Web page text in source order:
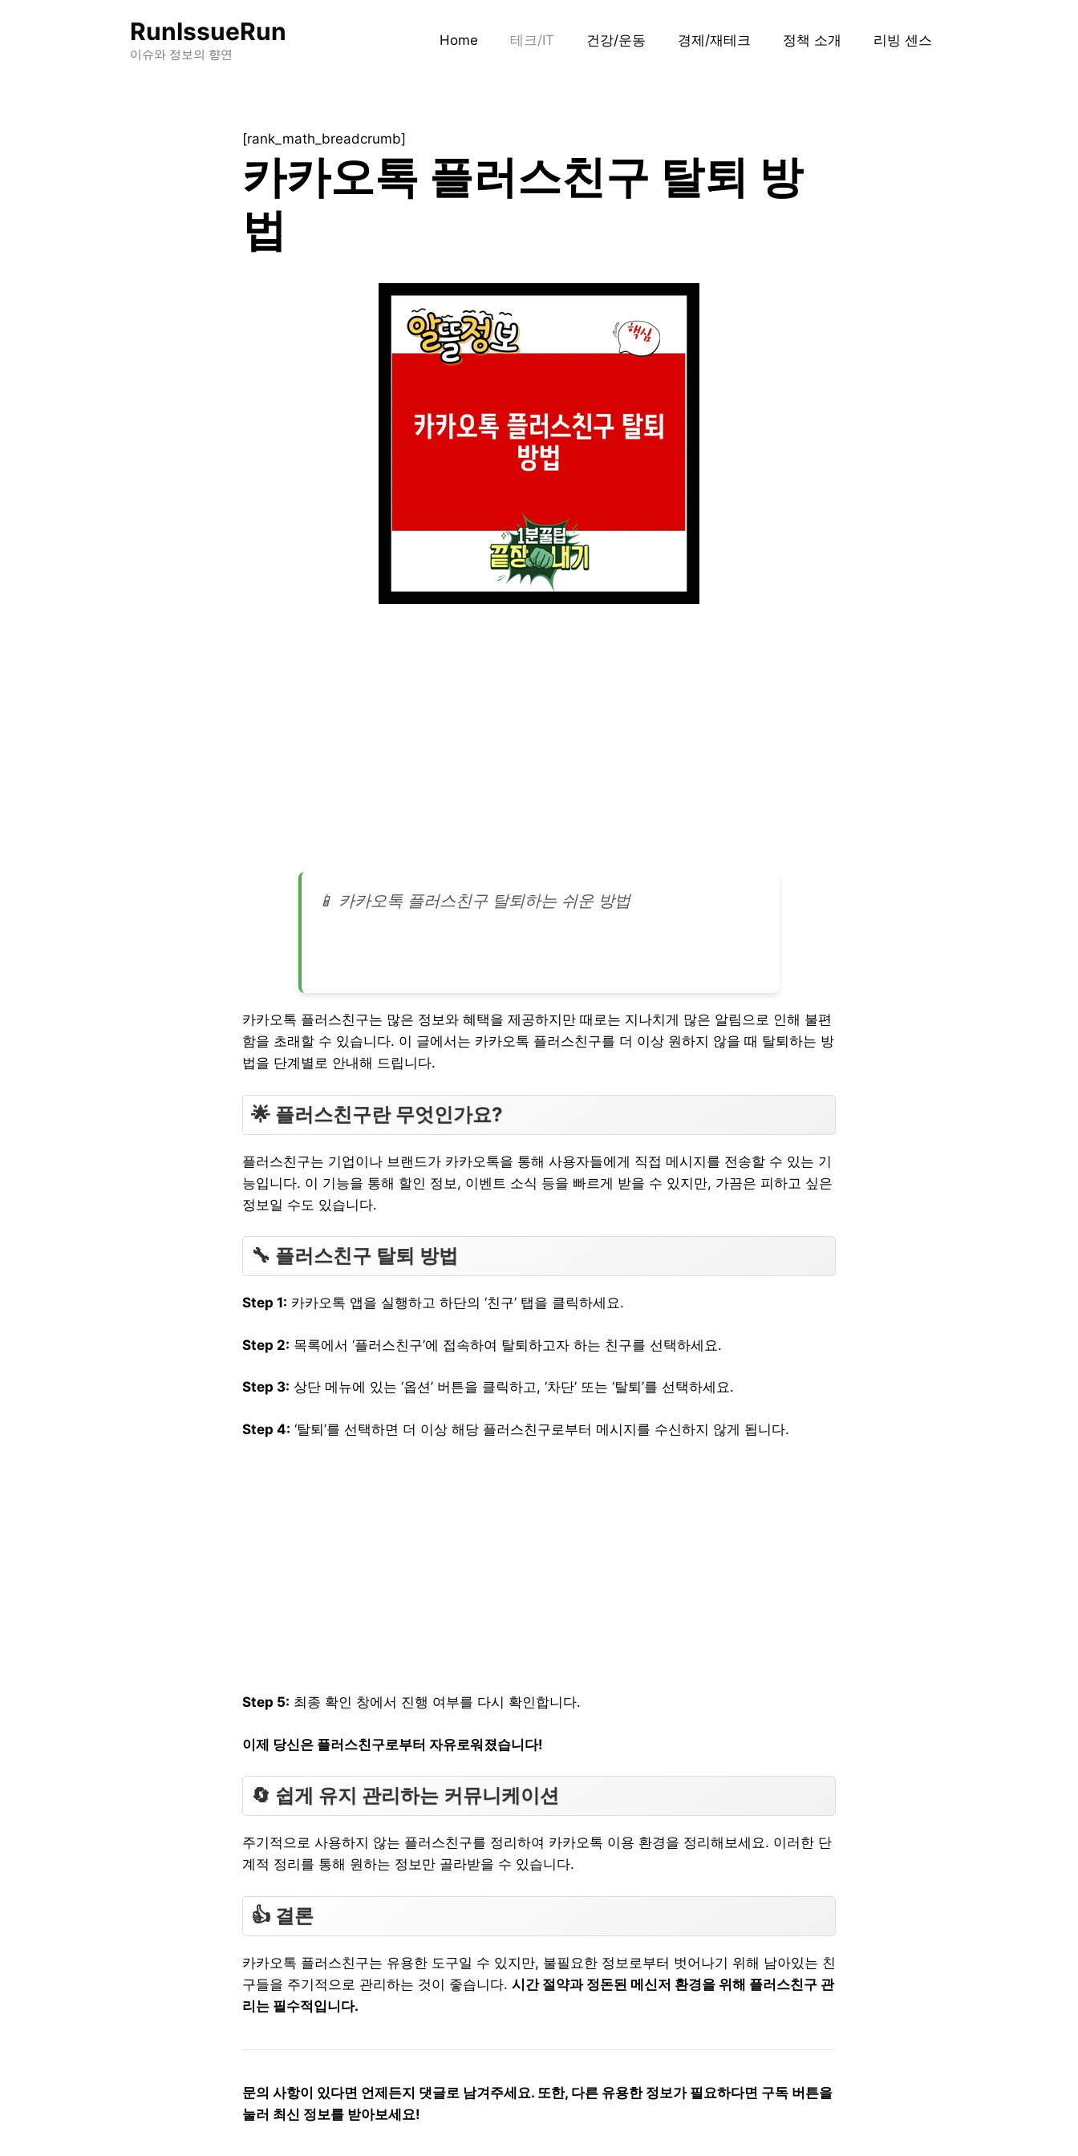
RunIssueRun
이슈와 정보의 향연
Home 테크/IT 건강/운동 경제/재테크 정책 소개 리빙 센스
[rank_math_breadcrumb]
카카오톡 플러스친구 탈퇴 방
법
📱 카카오톡 플러스친구 탈퇴하는 쉬운 방법
카카오톡 플러스친구는 많은 정보와 혜택을 제공하지만 때로는 지나치게 많은 알림으로 인해 불편
함을 초래할 수 있습니다. 이 글에서는 카카오톡 플러스친구를 더 이상 원하지 않을 때 탈퇴하는 방
법을 단계별로 안내해 드립니다.
🌟 플러스친구란 무엇인가요?
플러스친구는 기업이나 브랜드가 카카오톡을 통해 사용자들에게 직접 메시지를 전송할 수 있는 기
능입니다. 이 기능을 통해 할인 정보, 이벤트 소식 등을 빠르게 받을 수 있지만, 가끔은 피하고 싶은
정보일 수도 있습니다.
🔧 플러스친구 탈퇴 방법
Step 1: 카카오톡 앱을 실행하고 하단의 ‘친구’ 탭을 클릭하세요.
Step 2: 목록에서 ‘플러스친구’에 접속하여 탈퇴하고자 하는 친구를 선택하세요.
Step 3: 상단 메뉴에 있는 ‘옵션’ 버튼을 클릭하고, ‘차단’ 또는 ‘탈퇴’를 선택하세요.
Step 4: ‘탈퇴’를 선택하면 더 이상 해당 플러스친구로부터 메시지를 수신하지 않게 됩니다.
Step 5: 최종 확인 창에서 진행 여부를 다시 확인합니다.
이제 당신은 플러스친구로부터 자유로워졌습니다!
🔄 쉽게 유지 관리하는 커뮤니케이션
주기적으로 사용하지 않는 플러스친구를 정리하여 카카오톡 이용 환경을 정리해보세요. 이러한 단
계적 정리를 통해 원하는 정보만 골라받을 수 있습니다.
👍 결론
카카오톡 플러스친구는 유용한 도구일 수 있지만, 불필요한 정보로부터 벗어나기 위해 남아있는 친
구들을 주기적으로 관리하는 것이 좋습니다. 시간 절약과 정돈된 메신저 환경을 위해 플러스친구 관
리는 필수적입니다.
문의 사항이 있다면 언제든지 댓글로 남겨주세요. 또한, 다른 유용한 정보가 필요하다면 구독 버튼을
눌러 최신 정보를 받아보세요!